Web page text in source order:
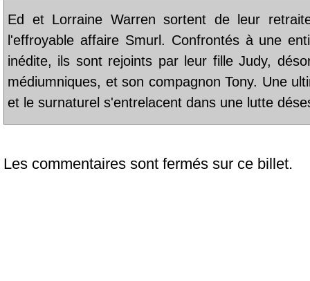
Ed et Lorraine Warren sortent de leur
l'effroyable affaire Smurl. Confrontés à une
inédite, ils sont rejoints par leur fille Judy,
médiumniques, et son compagnon Tony. Une
et le surnaturel s'entrelacent dans une lutte
Les commentaires sont fermés sur ce billet.